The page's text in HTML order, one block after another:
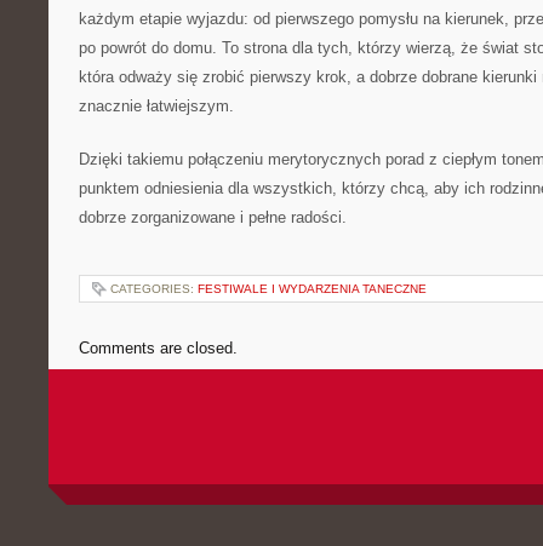
każdym etapie wyjazdu: od pierwszego pomysłu na kierunek,
po powrót do domu. To strona dla tych, którzy wierzą, że świat
która odważy się zrobić pierwszy krok, a dobrze dobrane
znacznie łatwiejszym.
Dzięki takiemu połączeniu merytorycznych porad z ciepłym
punktem odniesienia dla wszystkich, którzy chcą, aby ich
dobrze zorganizowane i pełne radości.
CATEGORIES: FESTIWALE I WYDARZENIA TANECZNE
Comments are closed.